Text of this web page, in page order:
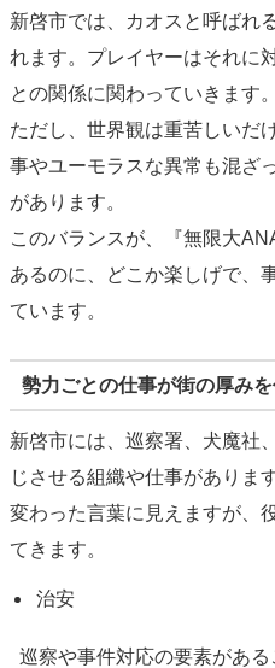
新啓市では、カオスと呼ばれ
れます。プレイヤーはそれに
との関係に関わっていきます。
ただし、世界観は重苦しいだ
事やユーモラスな異常も混ざ
があります。
このバランスが、『無限大
あるのに、どこか楽しげで、
ています。
勢力ごとの仕事が街の厚み
新啓市には、巡察署、犬魔社
じさせる組織や仕事がありま
変わった言葉に見えますが、
てきます。
治安
巡察や事件対応の要素があ